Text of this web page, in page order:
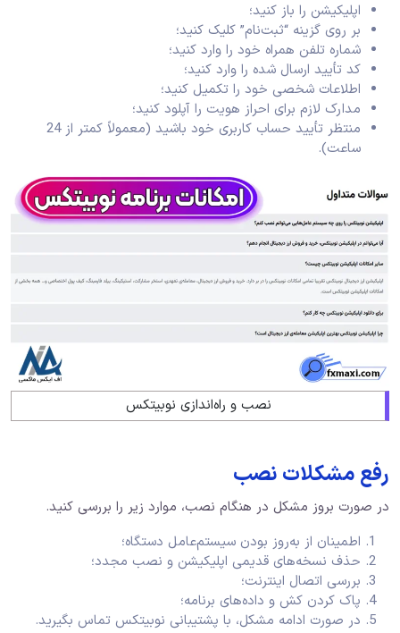
اپلیکیشن را باز کنید؛
بر روی گزینه “ثبت‌نام” کلیک کنید؛
شماره تلفن همراه خود را وارد کنید؛
کد تأیید ارسال شده را وارد کنید؛
اطلاعات شخصی خود را تکمیل کنید؛
مدارک لازم برای احراز هویت را آپلود کنید؛
منتظر تأیید حساب کاربری خود باشید (معمولاً کمتر از 24
ساعت).
نصب و راه‌اندازی نوبیتکس
رفع مشکلات نصب
در صورت بروز مشکل در هنگام نصب، موارد زیر را بررسی کنید.
اطمینان از به‌روز بودن سیستم‌عامل دستگاه؛
حذف نسخه‌های قدیمی اپلیکیشن و نصب مجدد؛
بررسی اتصال اینترنت؛
پاک کردن کش و داده‌های برنامه؛
در صورت ادامه مشکل، با پشتیبانی نوبیتکس تماس بگیرید.